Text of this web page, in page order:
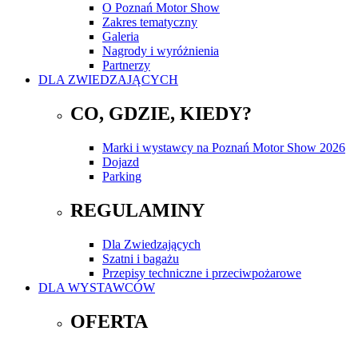
O Poznań Motor Show
Zakres tematyczny
Galeria
Nagrody i wyróżnienia
Partnerzy
DLA ZWIEDZAJĄCYCH
CO, GDZIE, KIEDY?
Marki i wystawcy na Poznań Motor Show 2026
Dojazd
Parking
REGULAMINY
Dla Zwiedzających
Szatni i bagażu
Przepisy techniczne i przeciwpożarowe
DLA WYSTAWCÓW
OFERTA